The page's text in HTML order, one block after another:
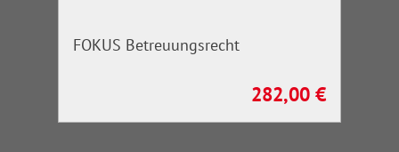
FOKUS Betreuungsrecht
Regulärer Preis:
282,00 €